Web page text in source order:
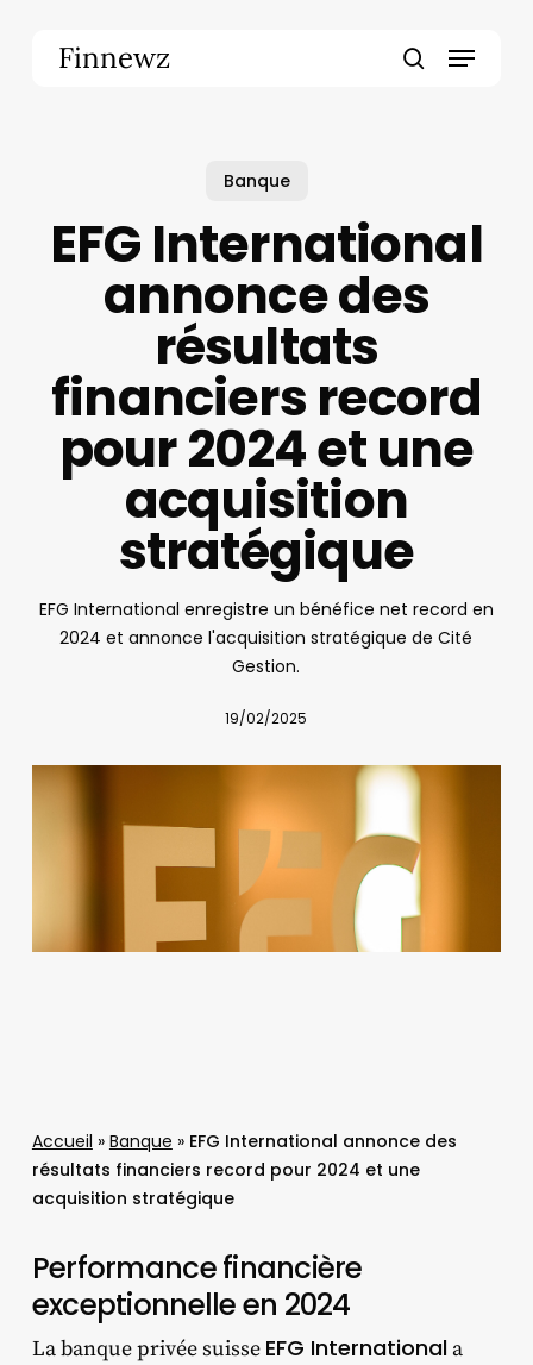
Finnewz Menu
Banque
EFG International
annonce des
résultats
financiers record
pour 2024 et une
acquisition
stratégique
EFG International enregistre un bénéfice net record en
2024 et annonce l'acquisition stratégique de Cité
Gestion.
19/02/2025
Accueil » Banque » EFG International annonce des
résultats financiers record pour 2024 et une
acquisition stratégique
Performance financière
exceptionnelle en 2024
La banque privée suisse EFG Internationala